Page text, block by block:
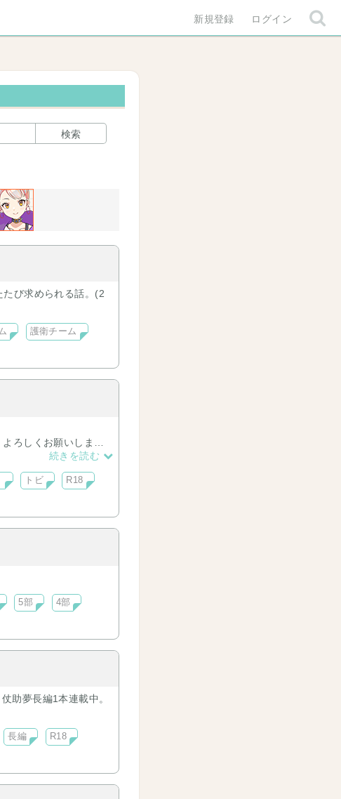
新規登録 ログイン
検索
び求められる話。(2
護衛チーム
ろしくお願いしま
続きを読む
トビ R18
5部 4部
助夢長編1本連載中。
長編 R18